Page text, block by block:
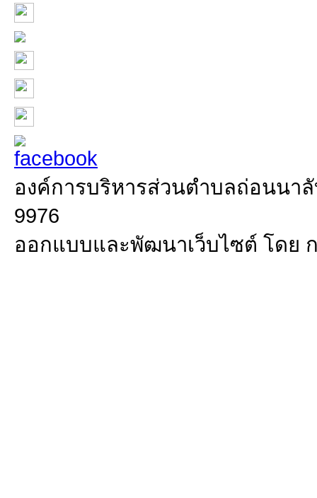
องค์การบริหารส่วนตำบลถ่อนนา
9976
ออกแบบและพัฒนาเว็บไซต์ โดย